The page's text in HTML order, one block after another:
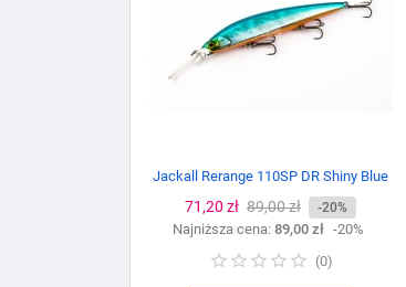
Jackall Rerange 110SP DR Shiny Blue
Cena
71,20 zł Cena
podstawowa
89,00 zł -20%
Najniższa cena: 89,00 zł -20%
(0)